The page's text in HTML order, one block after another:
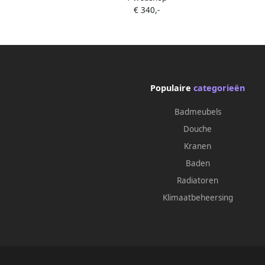
03.12010
€ 340,-
Populaire categorieën
Badmeubels
Douche
Kranen
Baden
Radiatoren
Klimaatbeheersing